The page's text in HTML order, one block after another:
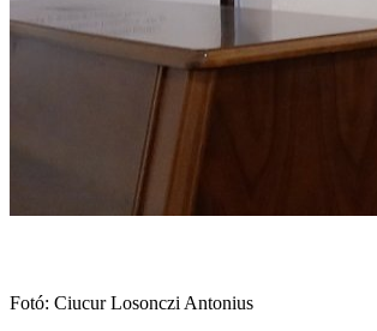
Fotó: Ciucur Losonczi Antonius